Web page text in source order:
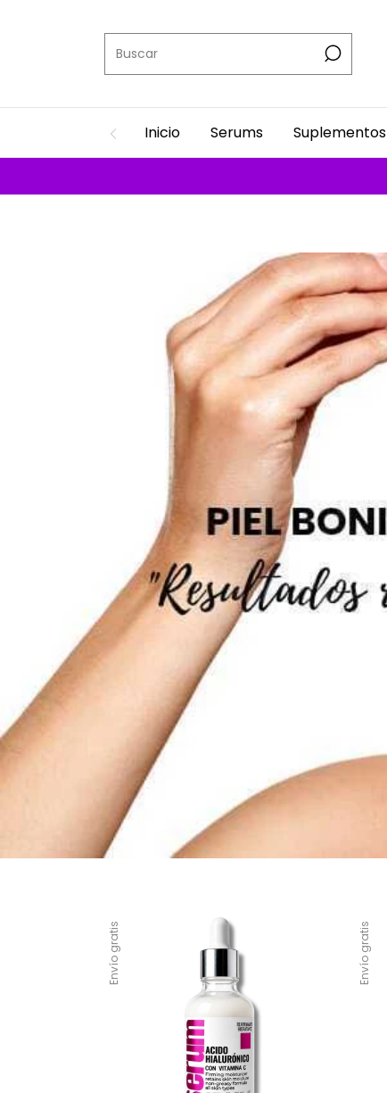
Inicio Serums Suplementos
Envío gratis Envío gratis